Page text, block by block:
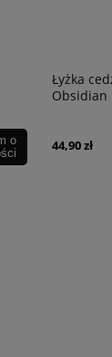
o
Łyżka
Obsidian
44,90 zł